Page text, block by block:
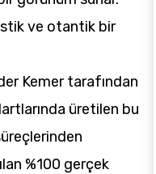
ve otantik bir
Kemer tarafından
üretilen bu
%100 gerçek